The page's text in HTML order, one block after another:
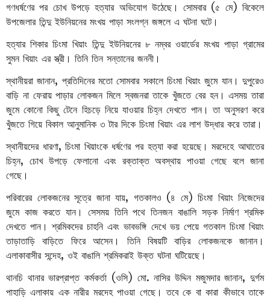
গণধর্ষণের পর চোখ উপড়ে হত্যার অভিযোগ উঠেছে। সোমবার (৫ মে) বিকেলে
উপজেলার তিন্দু ইউনিয়নের মংখয় পাড়া সংলগ্ন জঙ্গলে এ ঘটনা ঘটে।
হত্যার শিকার চিংমা খিয়াং তিন্দু ইউনিয়নের ৮ নম্বর ওয়ার্ডের মংখয় পাড়া গ্রামের
সুমন খিয়াং এর স্ত্রী। তিনি তিন সন্তানের জননী।
স্থানীয়রা জানান, প্রতিদিনের মতো সোমবার সকালে চিংমা খিয়াং জুমে যান। দুপুরেও
বাড়ি না ফেরায় পাড়ার লোকজন মিলে স্বজনরা তাকে খুঁজতে বের হন। এসময় তারা
জুমে কোনো কিছু টেনে হিচড়ে নিয়ে যাওয়ার চিহ্ন দেখতে পান। তা অনুসরণ করে
খুঁজতে গিয়ে বিকাল আনুমানিক ৩ টার দিকে চিংমা খিয়াং এর লাশ উদ্ধার করে তারা।
স্থানীয়দের ধারণা, চিংমা খিয়াংকে ধর্ষণের পর হত্যা করা হয়েছে। মরদেহে আঘাতের
চিহ্ন, চোখ উপড়ে ফেলানো এবং রক্তাক্ত অবস্থায় পাওয়া গেছে বলে জানা
গেছে।
পরিবারের লোকজনের সূত্রে জানা যায়, গতকালও (৪ মে) চিংমা খিয়াং নিজেদের
জুমে কাজ করতে যান। সেসময় তিনি পথে তিনজন বাঙালি সড়ক নির্মাণ শ্রমিক
দেখতে পান। শ্রমিকদের চাহনি এবং ভাবভঙ্গি দেখে ভয় পেয়ে গতকাল চিংমা খিয়াং
তাড়াতাড়ি বাড়িতে ফিরে আসেন। তিনি বিষয়টি বাড়ির লোকজনকে জানান।
এলাকাবাসীর সন্দেহ, ওই বাঙালি শ্রমিকরাই উক্ত ঘটনা ঘটিয়েছে।
থানচি থানার ভারপ্রাপ্ত কর্মকর্তা (ওসি) মো. নাসির উদ্দিন মজুমদার জানান, দুর্গম
পাহাড়ি এলাকায় এক নারীর মরদেহ পাওয়া গেছে। তবে কে বা কারা কীভাবে তাকে